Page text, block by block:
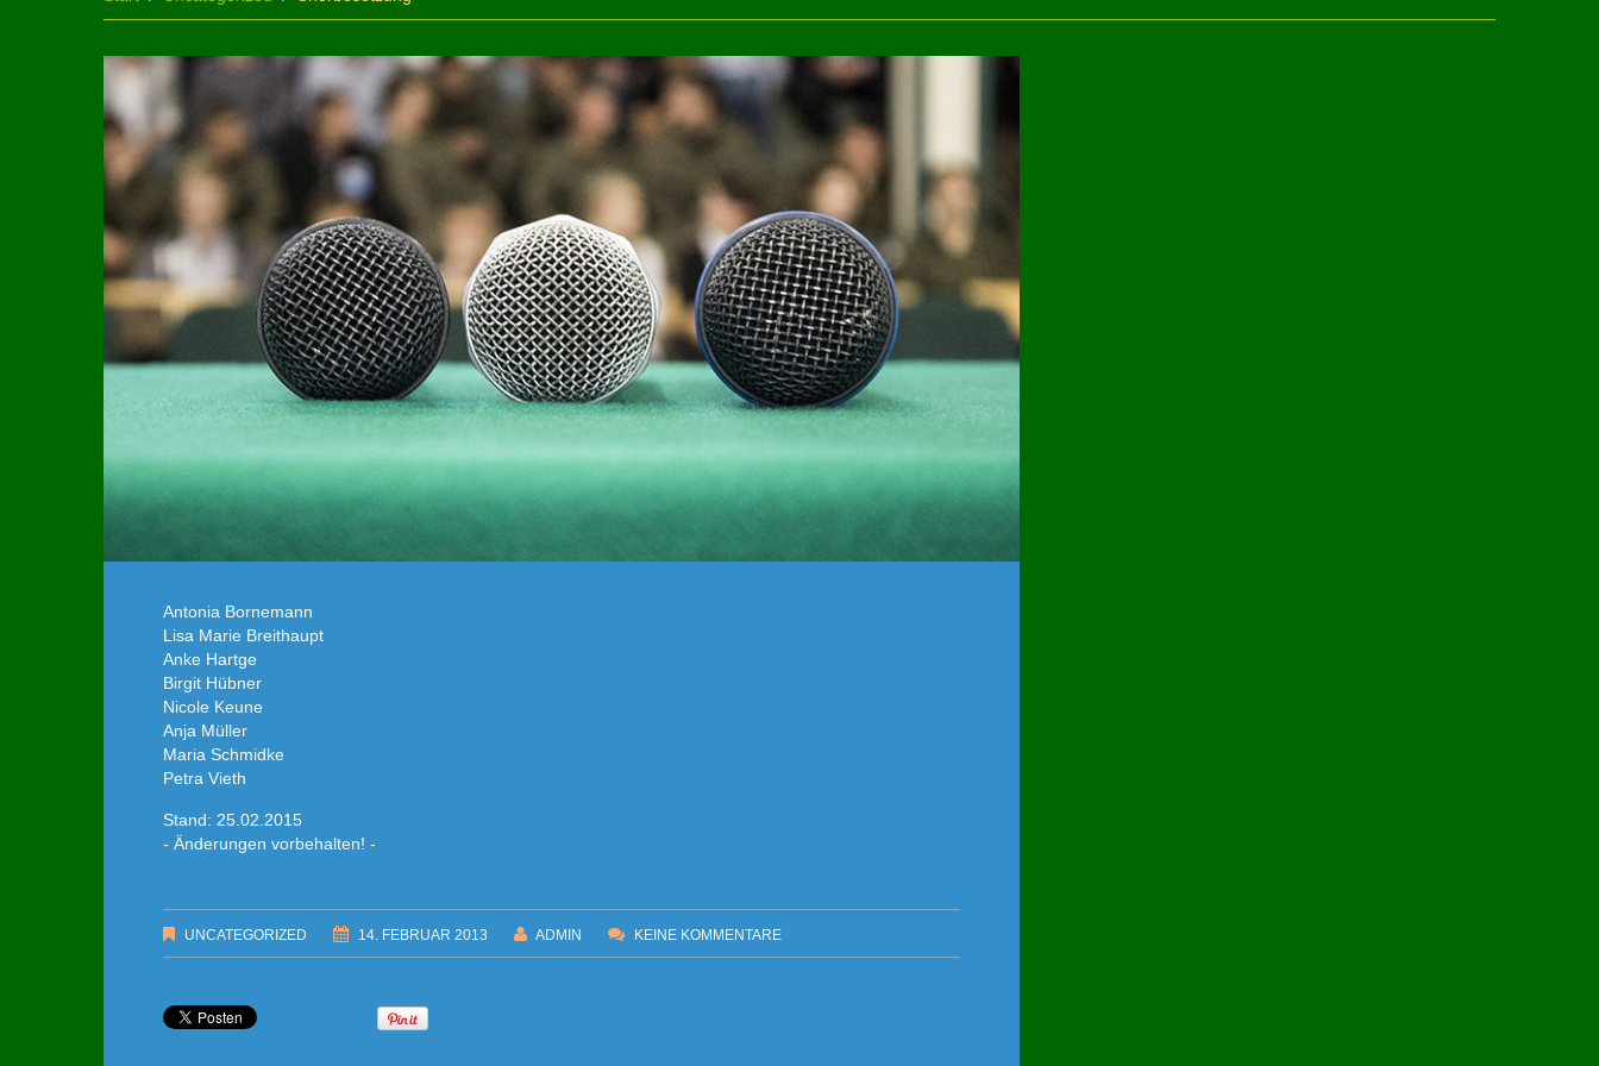
Antonia Bornemann
Lisa Marie Breithaupt
Anke Hartge
Birgit Hübner
Nicole Keune
Anja Müller
Maria Schmidke
Petra Vieth
Stand: 25.02.2015
- Änderungen vorbehalten! -
UNCATEGORIZED 14. FEBRUAR 2013 ADMIN KEINE KOMMENTARE